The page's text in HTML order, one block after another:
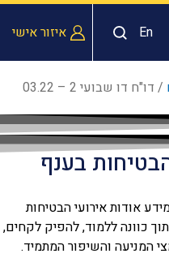
En איזור אישי
/ דו"ח דו שבועי 2 – 03.22
בענף
אודות אירועי הבטיחות
כוונה ללמוד, להפיק לקחים,
המניעה והשיפור המתמיד.